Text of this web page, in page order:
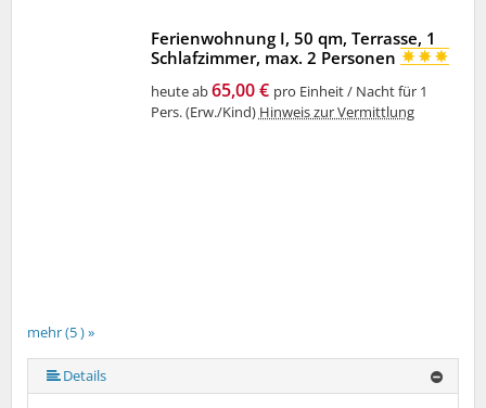
mehr (5 ) »
mehr (5 ) »
Ferienwohnung I, 50 qm, Terrasse, 1
Schlafzimmer, max. 2 Personen
heute ab65,00 € pro Einheit / Nacht für 1
Pers. (Erw./Kind) Hinweis zur Vermittlung
Details